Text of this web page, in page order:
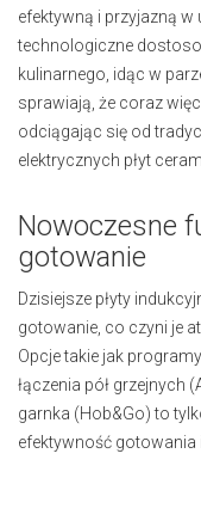
efektywną i przyjazną
technologiczne
kulinarnego, idąc w
sprawiają, że coraz
odciągając się od
elektrycznych płyt
Nowoczesne
gotowanie
Dzisiejsze płyty
gotowanie, co czyni je
Opcje takie jak
łączenia pół grzejnych
garnka (Hob&Go) to
efektywność gotowania